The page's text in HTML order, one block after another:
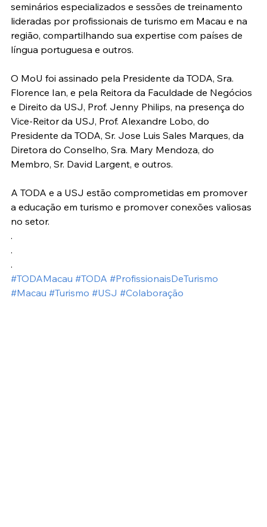
seminários especializados e sessões de treinamento
lideradas por profissionais de turismo em Macau e na
região, compartilhando sua expertise com países de
língua portuguesa e outros.
O MoU foi assinado pela Presidente da TODA, Sra.
Florence Ian, e pela Reitora da Faculdade de Negócios
e Direito da USJ, Prof. Jenny Philips, na presença do
Vice-Reitor da USJ, Prof. Alexandre Lobo, do
Presidente da TODA, Sr. Jose Luis Sales Marques, da
Diretora do Conselho, Sra. Mary Mendoza, do
Membro, Sr. David Largent, e outros.
A TODA e a USJ estão comprometidas em promover
a educação em turismo e promover conexões valiosas
no setor.
.
.
.
#TODAMacau #TODA #ProfissionaisDeTurismo
#Macau #Turismo #USJ #Colaboração